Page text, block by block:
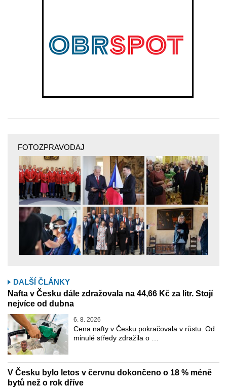
FOTOZPRAVODAJ
DALŠÍ ČLÁNKY
Nafta v Česku dále zdražovala na 44,66 Kč za litr. Stojí
nejvíce od dubna
6. 8. 2026
Cena nafty v Česku pokračovala v růstu. Od
minulé středy zdražila o …
V Česku bylo letos v červnu dokončeno o 18 % méně
bytů než o rok dříve